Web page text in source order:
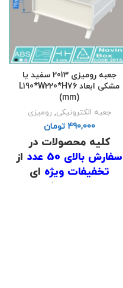
جعبه رومیزی 2013 سفید یا
مشکی ابعاد L190*W220*H76
(mm)
جعبه الکترونیکی, رومیزی
تومان
کلیه محصولات در
سفارش بالای 50 عدد
از
تخفیفات ویژه ای
برخوردار است که برای